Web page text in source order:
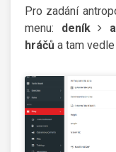
Pro zadání
menu: deník
hráčů a tam